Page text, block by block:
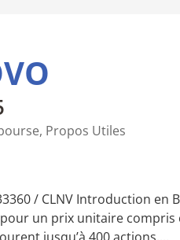
, Propos Utiles
/ CLNV Introduction
un prix unitaire compris